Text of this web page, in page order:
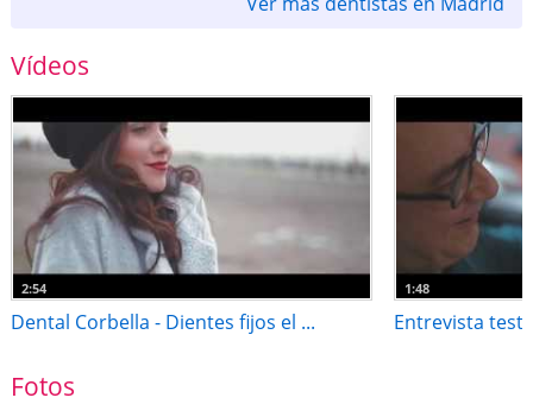
Vídeos
2:54
Dental Corbella - Dientes fijos el ...
1:48
Entrevista
Fotos